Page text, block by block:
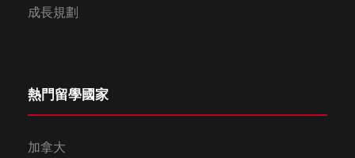
成長規劃
熱門留學國家
加拿大